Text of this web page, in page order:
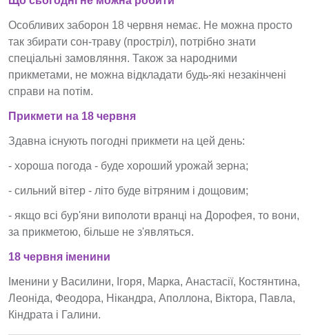
Особливих заборон 18 червня немає. Не можна просто
так збирати сон-траву (простріл), потрібно знати
спеціальні замовляння. Також за народними
прикметами, не можна відкладати будь-які незакінчені
справи на потім.
Прикмети на 18 червня
Здавна існують погодні прикмети на цей день:
- хороша погода - буде хороший урожай зерна;
- сильний вітер - літо буде вітряним і дощовим;
- якщо всі бур'яни виполоти вранці на Дорофея, то вони,
за прикметою, більше не з'являться.
18 червня іменини
Іменини у Василини, Ігоря, Марка, Анастасії, Костянтина,
Леоніда, Феодора, Нікандра, Аполлона, Віктора, Павла,
Кіндрата і Галини.